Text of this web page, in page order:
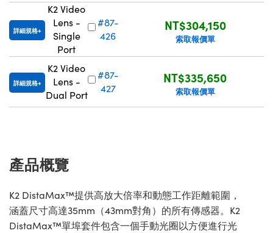
詳細規格
K2 Video
Lens -
Single
Port
#87-
426
NT$304,150
索取報價單
詳細規格
K2 Video
Lens -
Dual Port
#87-
427
NT$335,650
索取報價單
產品概覽
K2 DistaMax™提供高放大倍率和動態工作距離範圍，
涵蓋尺寸高達35mm（43mm對角）的所有傳感器。K2
DistaMax™單埠套件包含一個手動光圈以方便進行光